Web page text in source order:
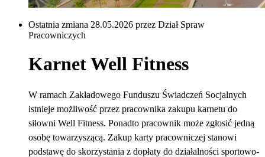
Ostatnia zmiana 28.05.2026 przez Dział Spraw
Pracowniczych
Karnet Well Fitness
W ramach Zakładowego Funduszu Świadczeń Socjalnych
istnieje możliwość przez pracownika zakupu karnetu do
siłowni Well Fitness. Ponadto pracownik może zgłosić jedną
osobę towarzyszącą. Zakup karty pracowniczej stanowi
podstawę do skorzystania z dopłaty do działalności sportowo-